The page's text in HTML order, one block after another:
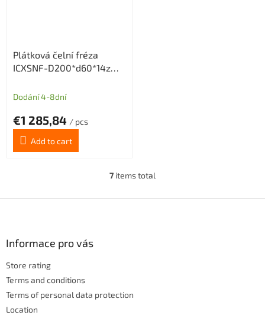
Plátková čelní fréza
ICXSNF-D200*d60*14z
nebo SNMX1205
Dodání 4-8dní
€1 285,84 / pcs
Add to cart
L
s
t
7 items total
Informace pro vás
Store rating
Terms and conditions
Terms of personal data protection
Location